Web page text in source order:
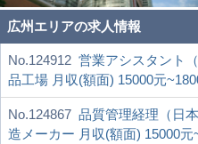
広州エリアの求人情報
No.124912 営業アシスタント
品工場 月収(額面) 15000元
No.124867 品質管理経理（日
造メーカー 月収(額面) 15000元